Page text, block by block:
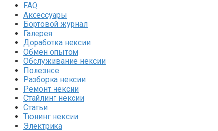
FAQ
Аксессуары
Бортовой журнал
Галерея
Доработка нексии
Обмен опытом
Обслуживание нексии
Полезное
Разборка нексии
Ремонт нексии
Стайлинг нексии
Статьи
Тюнинг нексии
Электрика